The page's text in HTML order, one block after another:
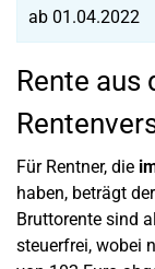
ab 01.04.2022
Rente aus
Für Rentner, die
haben, beträgt der
Bruttorente sind
steuerfrei, wobei